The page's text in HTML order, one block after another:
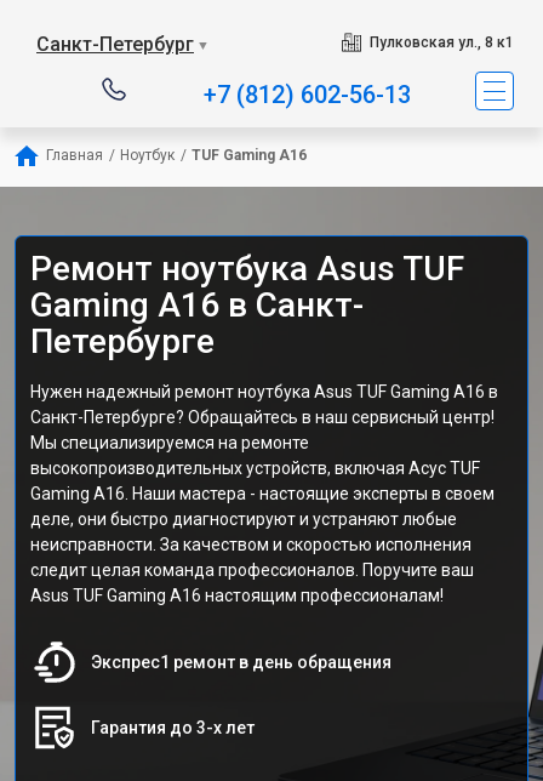
Санкт-Петербург ▼ Пулковская ул., 8 к1
+7 (812) 602-56-13
Главная / Ноутбук / TUF Gaming A16
Ремонт ноутбука Asus TUF
Gaming A16 в Санкт-
Петербурге
Нужен надежный ремонт ноутбука Asus TUF Gaming A16 в
Санкт-Петербурге? Обращайтесь в наш сервисный центр!
Мы специализируемся на ремонте
высокопроизводительных устройств, включая Асус TUF
Gaming A16. Наши мастера - настоящие эксперты в своем
деле, они быстро диагностируют и устраняют любые
неисправности. За качеством и скоростью исполнения
следит целая команда профессионалов. Поручите ваш
Asus TUF Gaming A16 настоящим профессионалам!
Экспрес1 ремонт в день обращения
Гарантия до 3-х лет